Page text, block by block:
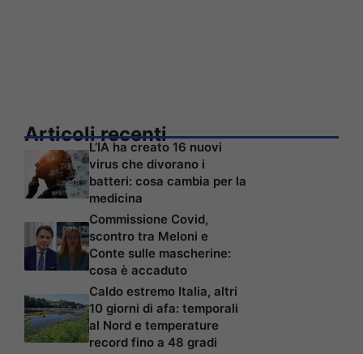
Articoli recenti
L’IA ha creato 16 nuovi
virus che divorano i
batteri: cosa cambia per la
medicina
Commissione Covid,
scontro tra Meloni e
Conte sulle mascherine:
cosa è accaduto
Caldo estremo Italia, altri
10 giorni di afa: temporali
al Nord e temperature
record fino a 48 gradi